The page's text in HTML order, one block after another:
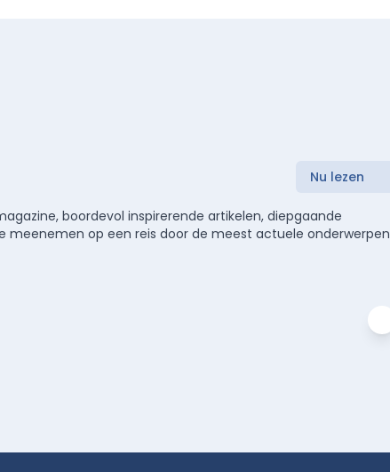
Nu lezen
boordevol inspirerende artikelen, diepgaande
meenemen op een reis door de meest actuele onderwerpen